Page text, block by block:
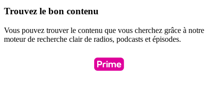
Trouvez le bon contenu
Vous pouvez trouver le contenu que vous cherchez grâce à notre
moteur de recherche clair de radios, podcasts et épisodes.